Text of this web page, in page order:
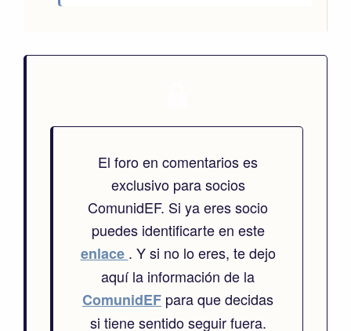
El foro en comentarios es
exclusivo para socios
ComunidEF. Si ya eres socio
puedes identificarte en este
enlace . Y si no lo eres, te dejo
aquí la información de la
ComunidEF para que decidas
si tiene sentido seguir fuera.